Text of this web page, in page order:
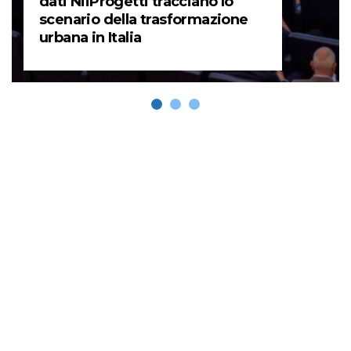
scenario della trasformazione
urbana in Italia